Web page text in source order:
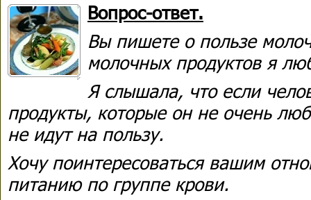
Вопрос-ответ.
Вы пишете о пользе
молочных продуктов я
Я слышала, что если
продукты, которые он не очень
не идут на пользу.
Хочу поинтересоваться вашим
питанию по группе крови.